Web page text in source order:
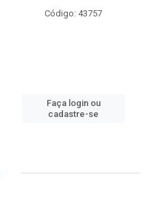
Código: 43757
Faça login ou
cadastre-se